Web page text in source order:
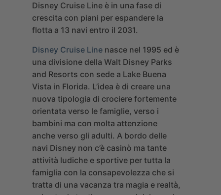
Disney Cruise Line è in una fase di
crescita con piani per espandere la
flotta a 13 navi entro il 2031.
Disney Cruise Line nasce nel 1995 ed è
una divisione della Walt Disney Parks
and Resorts con sede a Lake Buena
Vista in Florida. L’idea è di creare una
nuova tipologia di crociere fortemente
orientata verso le famiglie, verso i
bambini ma con molta attenzione
anche verso gli adulti. A bordo delle
navi Disney non c’è casinò ma tante
attività ludiche e sportive per tutta la
famiglia con la consapevolezza che si
tratta di una vacanza tra magia e realtà,